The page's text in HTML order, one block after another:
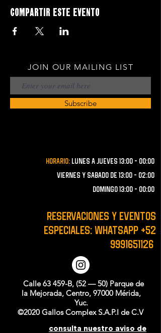
Compartir este evento
JOIN OUR MAILING LIST
Subscribe
Horario: lunes a JUEVES 13:00 - 00:00
VIERNES Y SABADO de 13:00 - 02:00
domingo 13:00 - 00:00
RESERVACIONES y EVENTOS
ESPECIALES: WHATSAPP +52
9991651126
Calle 63 459-B, (52 — 50) Parque de
la Mejorada, Centro, 97000 Mérida,
Yuc.
©2020 Gallos Complex S.A.P.I de C.V
consulta nuestro aviso de